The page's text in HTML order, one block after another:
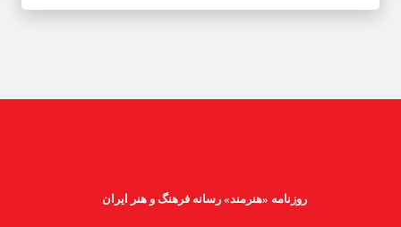
روزنامه «هنرمند» رسانه فرهنگ و هنر ایران